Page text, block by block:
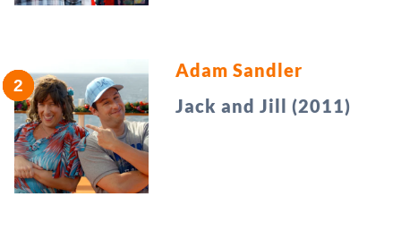
Adam Sandler
Jack and Jill (2011)